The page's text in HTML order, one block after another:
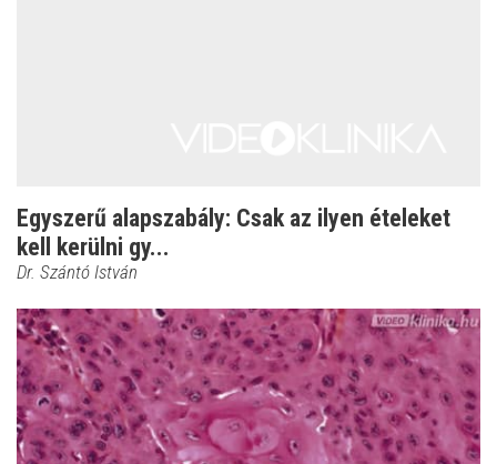
Egyszerű alapszabály: Csak az ilyen ételeket
kell kerülni gy...
Dr. Szántó István